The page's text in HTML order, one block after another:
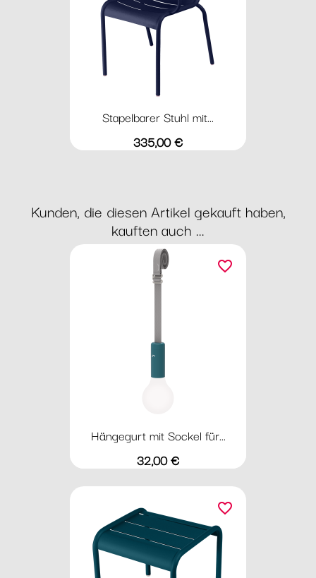
Stapelbarer Stuhl mit...
Preis
335,00 €
Kunden, die diesen Artikel gekauft haben,
kauften auch ...
Hängegurt mit Sockel für...
Preis
32,00 €
favorite_border
favorite_border